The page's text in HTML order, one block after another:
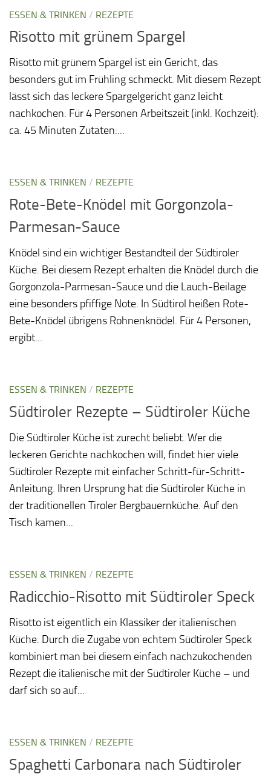
ESSEN & TRINKEN / REZEPTE
Risotto mit grünem Spargel
Risotto mit grünem Spargel ist ein Gericht, das
besonders gut im Frühling schmeckt. Mit diesem Rezept
lässt sich das leckere Spargelgericht ganz leicht
nachkochen. Für 4 Personen Arbeitszeit (inkl. Kochzeit):
ca. 45 Minuten Zutaten:...
ESSEN & TRINKEN / REZEPTE
Rote-Bete-Knödel mit Gorgonzola-
Parmesan-Sauce
Knödel sind ein wichtiger Bestandteil der Südtiroler
Küche. Bei diesem Rezept erhalten die Knödel durch die
Gorgonzola-Parmesan-Sauce und die Lauch-Beilage
eine besonders pfiffige Note. In Südtirol heißen Rote-
Bete-Knödel übrigens Rohnenknödel. Für 4 Personen,
ergibt...
ESSEN & TRINKEN / REZEPTE
Südtiroler Rezepte – Südtiroler Küche
Die Südtiroler Küche ist zurecht beliebt. Wer die
leckeren Gerichte nachkochen will, findet hier viele
Südtiroler Rezepte mit einfacher Schritt-für-Schritt-
Anleitung. Ihren Ursprung hat die Südtiroler Küche in
der traditionellen Tiroler Bergbauernküche. Auf den
Tisch kamen...
ESSEN & TRINKEN / REZEPTE
Radicchio-Risotto mit Südtiroler Speck
Risotto ist eigentlich ein Klassiker der italienischen
Küche. Durch die Zugabe von echtem Südtiroler Speck
kombiniert man bei diesem einfach nachzukochenden
Rezept die italienische mit der Südtiroler Küche – und
darf sich so auf...
ESSEN & TRINKEN / REZEPTE
Spaghetti Carbonara nach Südtiroler